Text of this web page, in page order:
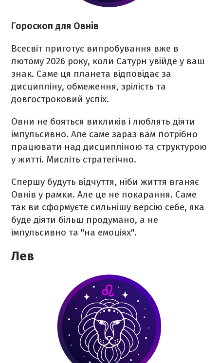
Гороскоп для Овнів
Всесвіт приготує випробування вже в
лютому 2026 року, коли Сатурн увійде у ваш
знак. Саме ця планета відповідає за
дисципліну, обмеження, зрілість та
довгостроковий успіх.
Овни не бояться викликів і люблять діяти
імпульсивно. Але саме зараз вам потрібно
працювати над дисципліною та структурою
у житті. Мисліть стратегічно.
Спершу будуть відчуття, ніби життя вганяє
Овнів у рамки. Але це не покарання. Саме
так ви сформуєте сильнішу версію себе, яка
буде діяти більш продумано, а не
імпульсивно та "на емоціях".
Лев